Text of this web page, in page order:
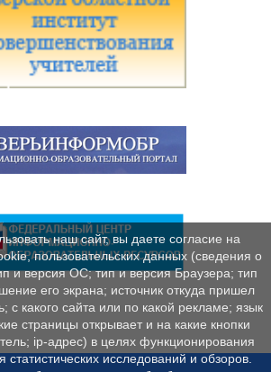
наш сайт, вы даете согласие на
пользовательских данных (сведения о
и версия ОС; тип и версия Браузера; тип
его экрана; источник откуда пришел
с какого сайта или по какой рекламе; язык
страницы открывает и на какие кнопки
ip-адрес) в целях функционирования
статистических исследований и обзоров.